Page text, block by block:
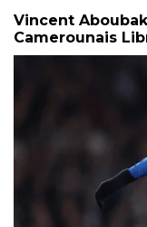
Vincent
Camerounais